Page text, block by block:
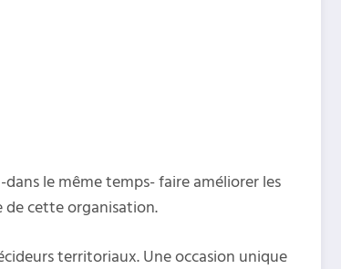
le même temps- faire améliorer les
de cette organisation.
territoriaux. Une occasion unique